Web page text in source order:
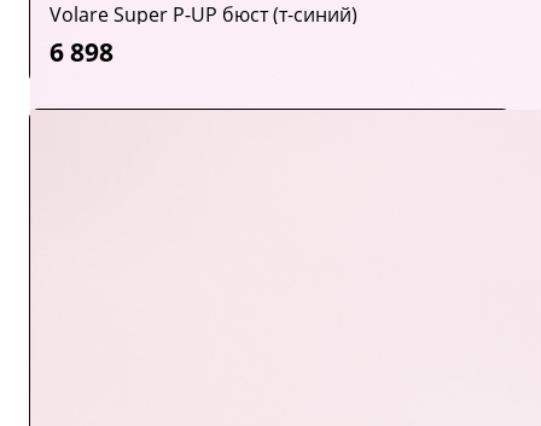
Volare Super P-UP бюст (т-синий)
6 898